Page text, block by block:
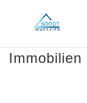
Immobilien